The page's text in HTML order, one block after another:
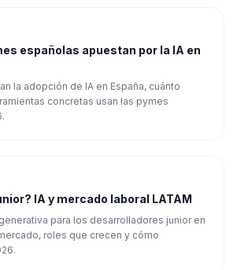
españolas apuestan por la IA en
la adopción de IA en España, cuánto
concretas usan las pymes
IA y mercado laboral LATAM
para los desarrolladores junior en
roles que crecen y cómo